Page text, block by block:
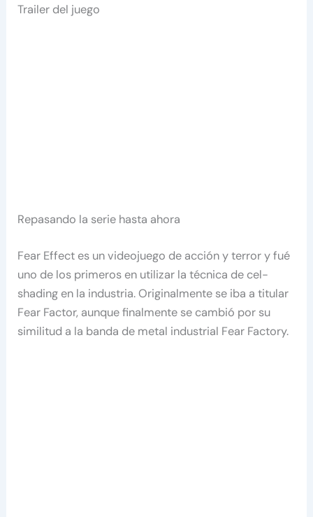
Trailer del juego
Repasando la serie hasta ahora
Fear Effect es un videojuego de acción y terror y fué
uno de los primeros en utilizar la técnica de cel-
shading en la industria. Originalmente se iba a titular
Fear Factor, aunque finalmente se cambió por su
similitud a la banda de metal industrial Fear Factory.